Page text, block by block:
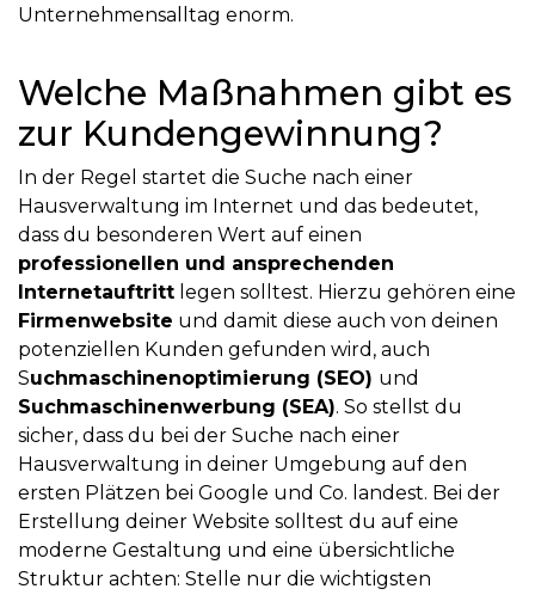
Unternehmensalltag enorm.
Welche Maßnahmen gibt es
zur Kundengewinnung?
In der Regel startet die Suche nach einer
Hausverwaltung im Internet und das bedeutet,
dass du besonderen Wert auf einen
professionellen und ansprechenden
Internetauftritt legen solltest. Hierzu gehören eine
Firmenwebsite und damit diese auch von deinen
potenziellen Kunden gefunden wird, auch
Suchmaschinenoptimierung (SEO) und
Suchmaschinenwerbung (SEA). So stellst du
sicher, dass du bei der Suche nach einer
Hausverwaltung in deiner Umgebung auf den
ersten Plätzen bei Google und Co. landest. Bei der
Erstellung deiner Website solltest du auf eine
moderne Gestaltung und eine übersichtliche
Struktur achten: Stelle nur die wichtigsten